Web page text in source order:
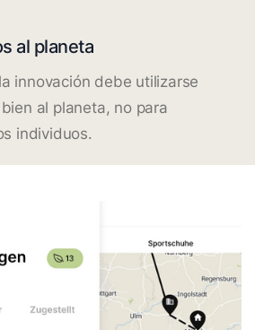
al planeta
innovación debe utilizarse
al planeta, no para
individuos.